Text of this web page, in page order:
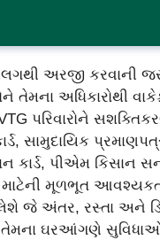
અરજી કરવાની
અધિકારોથી
પરિવારોને
સામુદાયિક
પીએમ કિસાન
માટેની મૂળભૂત
જે અંતર, રસ્તા અને
ઘરઆંગણે સુવિધાઓ